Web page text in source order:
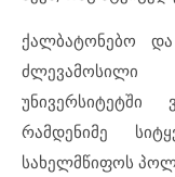
ქალბატონებო
უნივერსიტეტში
რამდენიმე
სახელმწიფოს